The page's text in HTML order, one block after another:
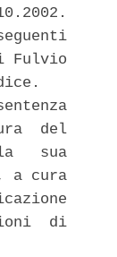
Fulvio
del
sua
a cura
di